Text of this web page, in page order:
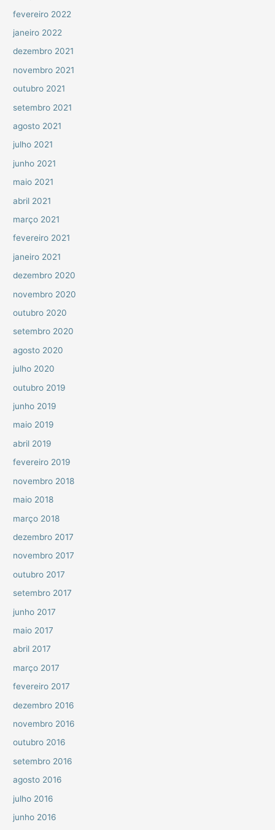
fevereiro 2022
janeiro 2022
dezembro 2021
novembro 2021
outubro 2021
setembro 2021
agosto 2021
julho 2021
junho 2021
maio 2021
abril 2021
março 2021
fevereiro 2021
janeiro 2021
dezembro 2020
novembro 2020
outubro 2020
setembro 2020
agosto 2020
julho 2020
outubro 2019
junho 2019
maio 2019
abril 2019
fevereiro 2019
novembro 2018
maio 2018
março 2018
dezembro 2017
novembro 2017
outubro 2017
setembro 2017
junho 2017
maio 2017
abril 2017
março 2017
fevereiro 2017
dezembro 2016
novembro 2016
outubro 2016
setembro 2016
agosto 2016
julho 2016
junho 2016